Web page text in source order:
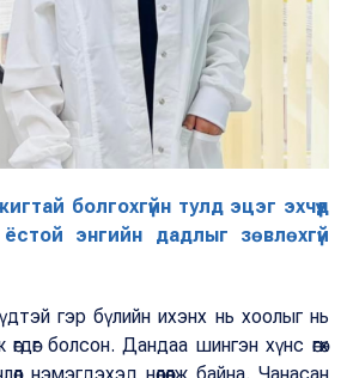
болгохгүйн тулд эцэг эхчүүд
энгийн дадлыг зөвлөхгүй
гэр бүлийн ихэнх нь хоолыг нь
болсон. Дандаа шингэн хүнс өгөх